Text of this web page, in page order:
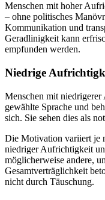
Menschen mit hoher
– ohne politisches
Kommunikation und
Geradlinigkeit kann
empfunden werden.
Niedrige
Menschen mit
gewählte Sprache und
sich. Sie sehen dies als
Die Motivation variiert je
niedriger Aufrichtigkeit
möglicherweise andere,
Gesamtverträglichkeit
nicht durch Täuschung.